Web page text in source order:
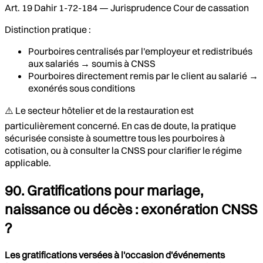
Art. 19 Dahir 1-72-184 — Jurisprudence Cour de cassation
Distinction pratique :
Pourboires centralisés par l'employeur et redistribués
aux salariés → soumis à CNSS
Pourboires directement remis par le client au salarié →
exonérés sous conditions
⚠️ Le secteur hôtelier et de la restauration est
particulièrement concerné. En cas de doute, la pratique
sécurisée consiste à soumettre tous les pourboires à
cotisation, ou à consulter la CNSS pour clarifier le régime
applicable.
90. Gratifications pour mariage,
naissance ou décès : exonération CNSS
?
Les gratifications versées à l'occasion d'événements